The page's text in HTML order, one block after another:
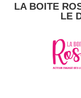
LA BOITE
LE